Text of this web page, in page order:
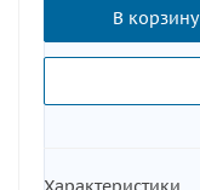
В корзину